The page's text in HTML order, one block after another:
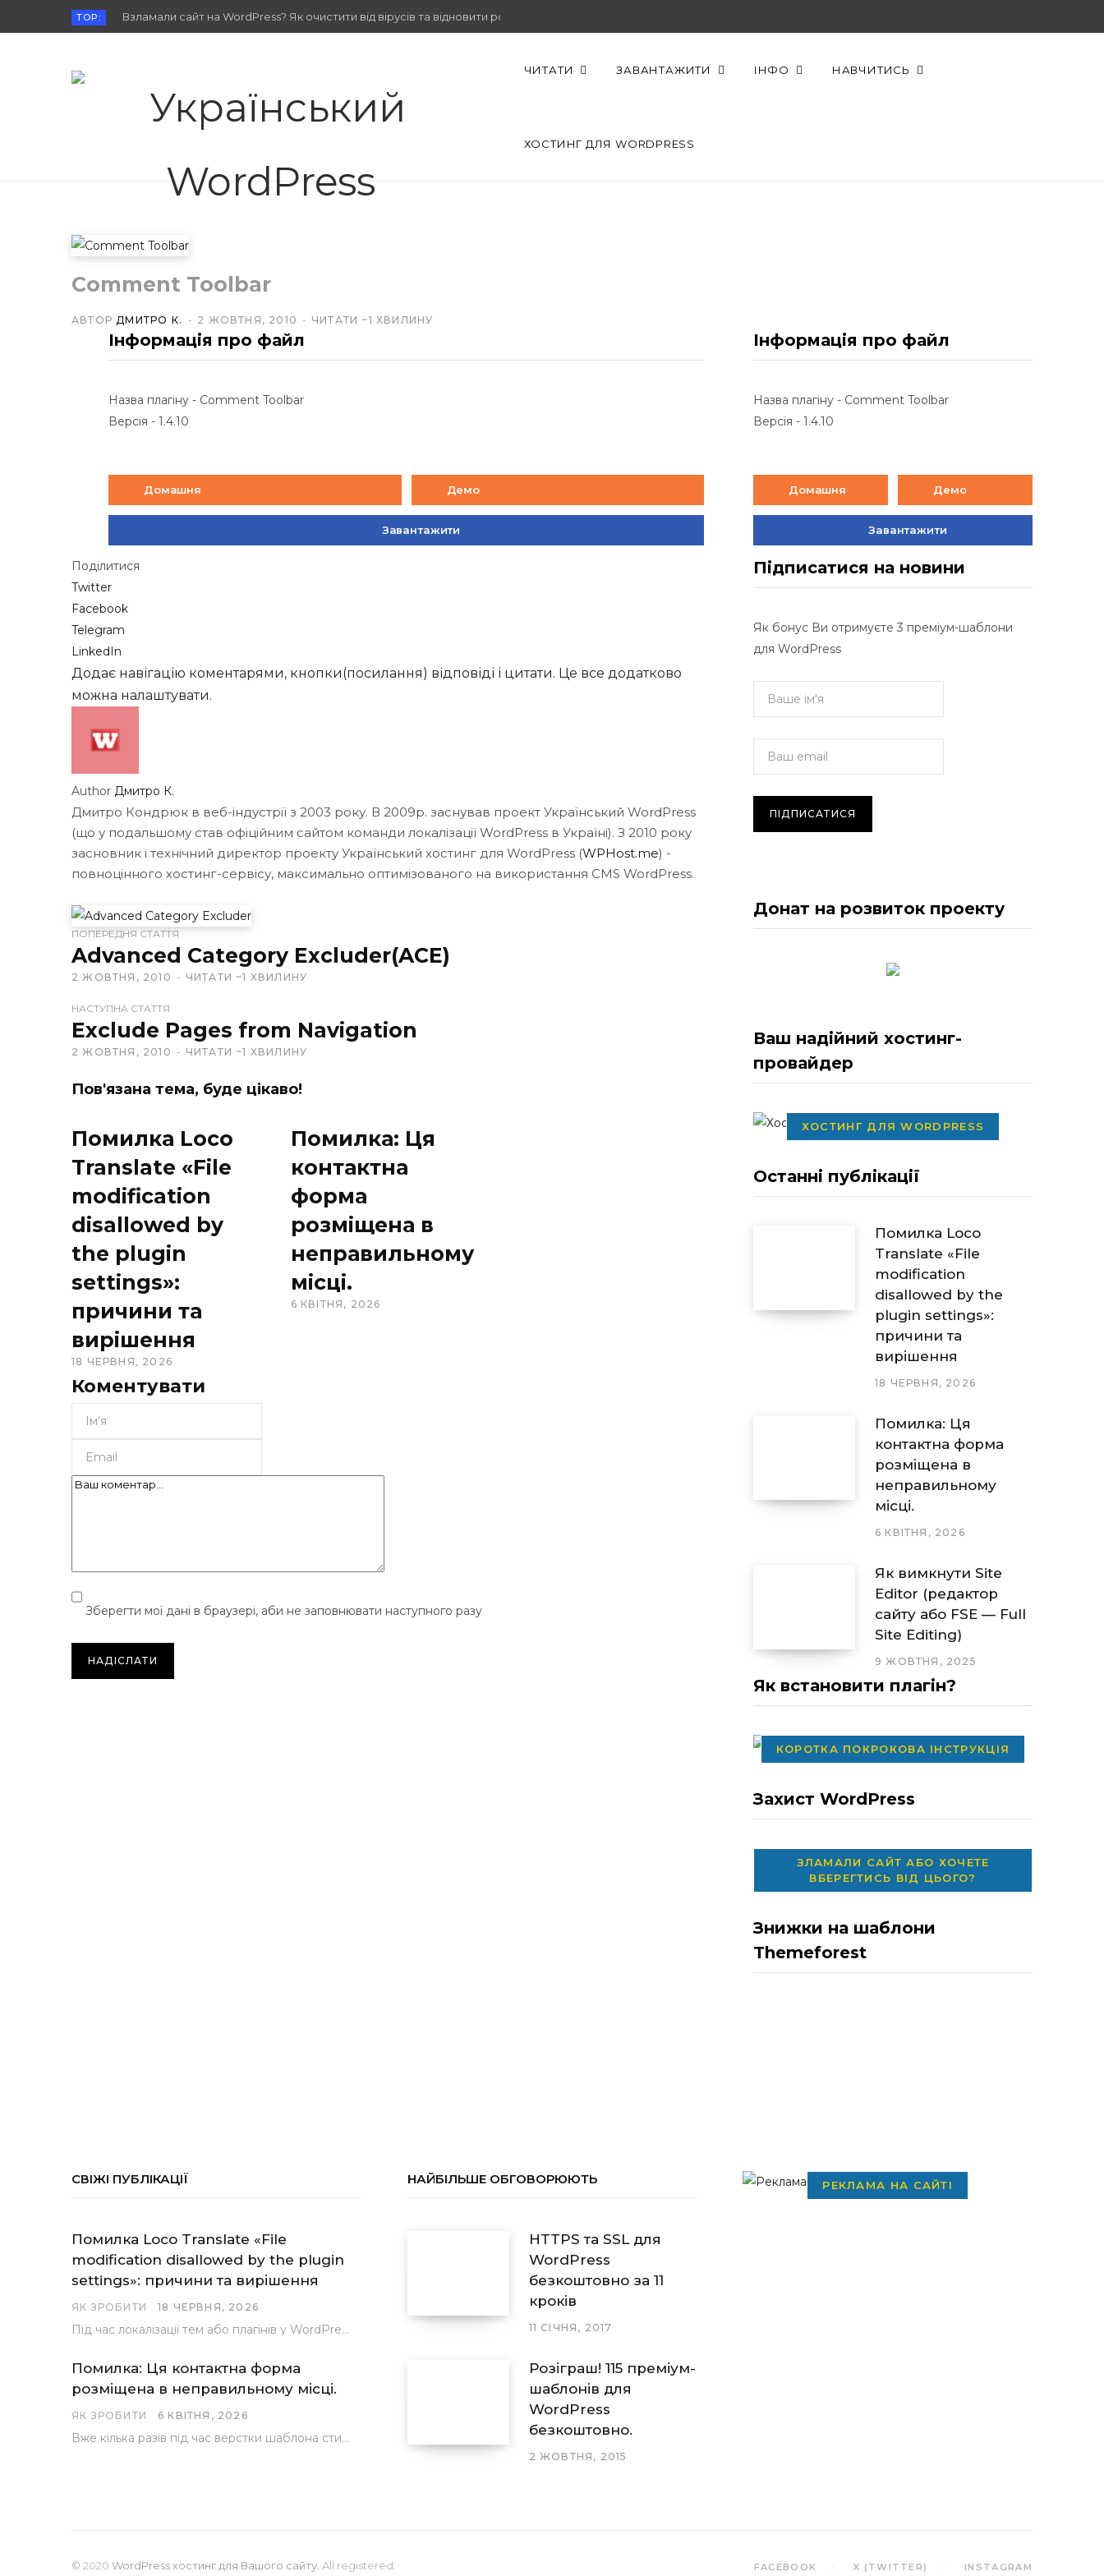
TOP: Взламали сайт на WordPress? Як очистити від вірусів та відновити роботу.
F X Y
ЧИТАТИ ЗАВАНТАЖИТИ ІНФО НАВЧИТИСЬ
ХОСТИНГ ДЛЯ WORDPRESS
Comment Toolbar
АВТОР ДМИТРО К. 2 ЖОВТНЯ, 2010 ЧИТАТИ ~1 ХВИЛИНУ
Інформація про файл
Назва плагіну - Comment Toolbar
Версія - 1.4.10
Домашня Демо
Завантажити
Поділитися
Twitter
Facebook
Telegram
LinkedIn
Додає навігацію коментарями, кнопки(посилання) відповіді і цитати. Це все додатково
можна налаштувати.
Author Дмитро К.
Дмитро Кондрюк в веб-індустрії з 2003 року. В 2009р. заснував проект Український WordPress
(що у подальшому став офіційним сайтом команди локалізації WordPress в Україні). З 2010 року
засновник і технічний директор проекту Український хостинг для WordPress (WPHost.me) -
повноцінного хостинг-сервісу, максимально оптимізованого на використання CMS WordPress.
W
e
b
s
t
ПОПЕРЕДНЯ СТАТТЯ
Advanced Category Excluder(ACE)
2 ЖОВТНЯ, 2010 ЧИТАТИ ~1 ХВИЛИНУ
НАСТУПНА СТАТТЯ
Exclude Pages from Navigation
2 ЖОВТНЯ, 2010 ЧИТАТИ ~1 ХВИЛИНУ
Пов'язана тема, буде цікаво!
Помилка Loco
Translate «File
modification
disallowed by
the plugin
settings»:
причини та
вирішення
18 ЧЕРВНЯ, 2026
Помилка: Ця
контактна
форма
розміщена в
неправильному
місці.
6 КВІТНЯ, 2026
Коментувати
Зберегти мої дані в браузері, аби не заповнювати наступного разу
Інформація про файл
Назва плагіну - Comment Toolbar
Версія - 1.4.10
Домашня Демо
Завантажити
Підписатися на новини
Як бонус Ви отримуєте 3 преміум-шаблони
для WordPress
Донат на розвиток проекту
Ваш надійний хостинг-
провайдер
ХОСТИНГ ДЛЯ WORDPRESS
Останні публікації
Помилка Loco
Translate «File
modification
disallowed by the
plugin settings»:
причини та
вирішення
18 ЧЕРВНЯ, 2026
Помилка: Ця
контактна форма
розміщена в
неправильному
місці.
6 КВІТНЯ, 2026
Як вимкнути Site
Editor (редактор
сайту або FSE — Full
Site Editing)
9 ЖОВТНЯ, 2025
Як встановити плагін?
КОРОТКА ПОКРОКОВА ІНСТРУКЦІЯ
Захист WordPress
ЗЛАМАЛИ САЙТ АБО ХОЧЕТЕ
ВБЕРЕГТИСЬ ВІД ЦЬОГО?
Знижки на шаблони
Themeforest
СВІЖІ ПУБЛІКАЦІЇ
Помилка Loco Translate «File
modification disallowed by the plugin
settings»: причини та вирішення
ЯК ЗРОБИТИ 18 ЧЕРВНЯ, 2026
Під час локалізації тем або плагінів у WordPress за допомогою популярного інструменту Loco Translate розробники…
Помилка: Ця контактна форма
розміщена в неправильному місці.
ЯК ЗРОБИТИ 6 КВІТНЯ, 2026
Вже кілька разів під час верстки шаблона стикалися з проблемою, коли замість контактної форми, згенерованої…
НАЙБІЛЬШЕ ОБГОВОРЮЮТЬ
HTTPS та SSL для
WordPress
безкоштовно за 11
кроків
11 СІЧНЯ, 2017
Розіграш! 115 преміум-
шаблонів для
WordPress
безкоштовно.
2 ЖОВТНЯ, 2015
РЕКЛАМА НА САЙТІ
© 2020 WordPress хостинг для Вашого сайту . All registered. FACEBOOK X (TWITTER) INSTAGRAM